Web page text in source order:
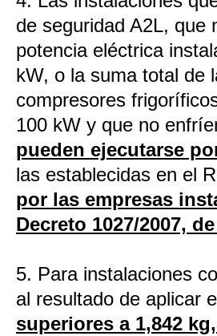
de seguridad A2L, que
potencia eléctrica
kW, o la suma total de
compresores
100 kW y que no
pueden ejecutarse
las establecidas en el
por las empresas
Decreto 1027/2007,
5. Para instalaciones
al resultado de aplicar
superiores a 1,842 kg,